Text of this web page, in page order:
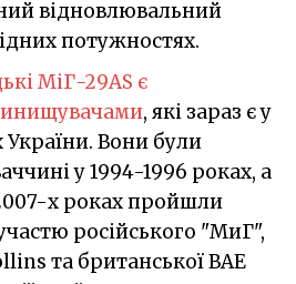
відновлювальний
потужностях.
МіГ-29AS є
, які зараз є у
України. Вони були
у 1994-1996 роках, а
х роках пройшли
російського "МиГ",
та британської BAE